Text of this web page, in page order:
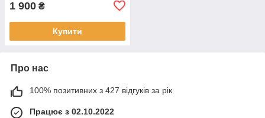
1 900 ₴
Купити
Про нас
100% позитивних з 427 відгуків за рік
Працює з 02.10.2022